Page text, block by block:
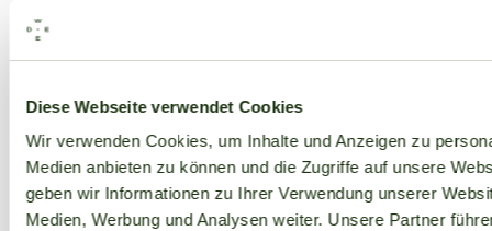
Diese Webseite verwendet Cookies
Wir verwenden Cookies, um Inhalte und Anzeigen zu
Medien anbieten zu können und die Zugriffe auf unsere
geben wir Informationen zu Ihrer Verwendung unserer
Medien, Werbung und Analysen weiter. Unsere Partner